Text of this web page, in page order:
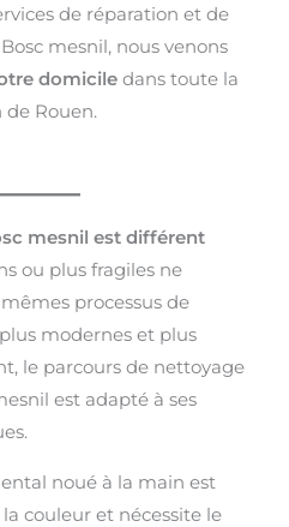
de réparation et de
mesnil, nous venons
domicile dans toute la
de Rouen.
mesnil est différent
ou plus fragiles ne
processus de
modernes et plus
le parcours de nettoyage
est adapté à ses
noué à la main est
couleur et nécessite le